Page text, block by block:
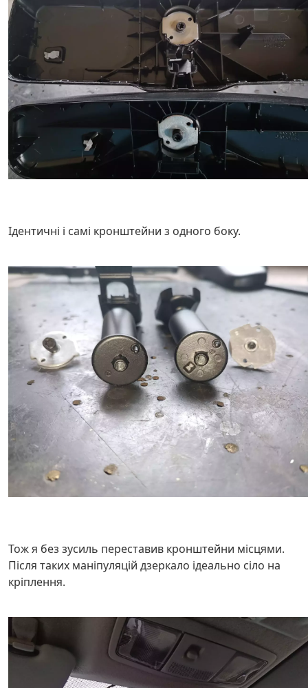
Ідентичні і самі кронштейни з одного боку.
Тож я без зусиль переставив кронштейни місцями.
Після таких маніпуляцій дзеркало ідеально сіло на
кріплення.